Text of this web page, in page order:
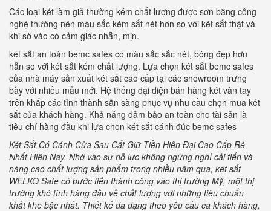
Các loại két làm giả thường kém chất lượng được sơn bằng công
nghệ thường nên màu sắc kém sắt nét hơn so với két sắt thật và
khi sờ vào có cảm giác nhẵn, mịn.
két sắt an toàn bemc safes có màu sắc sắc nét, bóng đẹp hơn
hẳn so với két sắt kém chất lượng. Lựa chọn két sắt bemc safes
của nhà máy sản xuất két sắt cao cấp tại các showroom trưng
bày với nhiều mẫu mới. Hệ thống đại diện bán hàng két vân tay
trên khắp các tỉnh thành sẵn sàng phục vụ nhu cầu chọn mua két
sắt của khách hàng. Khả năng đảm bảo an toàn cho tài sản là
tiêu chí hàng đầu khi lựa chọn két sắt cánh đúc bemc safes
Két Sắt Có Cánh Cửa Sau Cất Giữ Tiền Hiện Đại Cao Cấp Rẻ
Nhất Hiện Nay. Nhờ vào sự nỗ lực không ngừng nghỉ cải tiến và
nâng cao chất lượng sản phẩm trong nhiều năm qua, két sắt
WELKO Safe có bước tiến thành công vào thị trường Mỹ, một thị
trường khó tính hàng đầu về chất lượng với những tiêu chuẩn
khắt khe bậc nhất. Thiết kế đa dạng theo yêu cầu ca khách hàng,